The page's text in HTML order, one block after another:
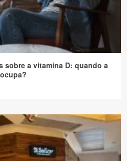
sobre a vitamina D: quando a